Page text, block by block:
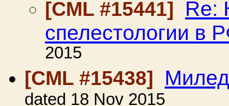
[CML #15441] Re:
спелестологии в
2015
[CML #15438]
dated 18 Nov 2015